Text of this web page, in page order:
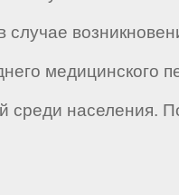
случае
медицинского
среди населения.